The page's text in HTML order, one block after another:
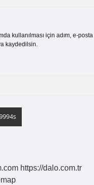
kullanılması için adım, e-
kaydedilsin.
https://dalo.com.tr